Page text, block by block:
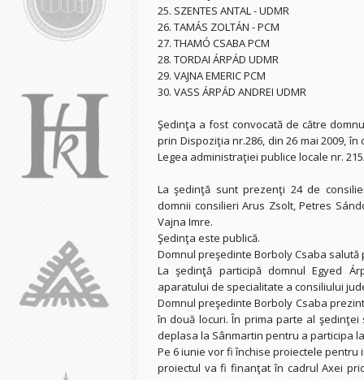
25. SZENTES ANTAL - UDMR
26. TAMÁS ZOLTÁN - PCM
27. THAMÓ CSABA PCM
28. TORDAI ÁRPÁD UDMR
29. VAJNA EMERIC PCM
30. VASS ÁRPÁD ANDREI UDMR
Şedinţa a fost convocată de către
prin Dispoziţia nr.286, din 26 mai 2009,
Legea administraţiei publice locale nr.
La şedinţă sunt prezenţi 24 de
domnii consilieri Arus Zsolt, Petres
Vajna Imre.
Şedinţa este publică.
Domnul preşedinte Borboly Csaba
La şedinţă participă domnul Egyed
aparatului de specialitate a consiliului
Domnul preşedinte Borboly Csaba
în două locuri. În prima parte al
deplasa la Sânmartin pentru a participa
Pe 6 iunie vor fi închise proiectele
proiectul va fi finanţat în cadrul Axei